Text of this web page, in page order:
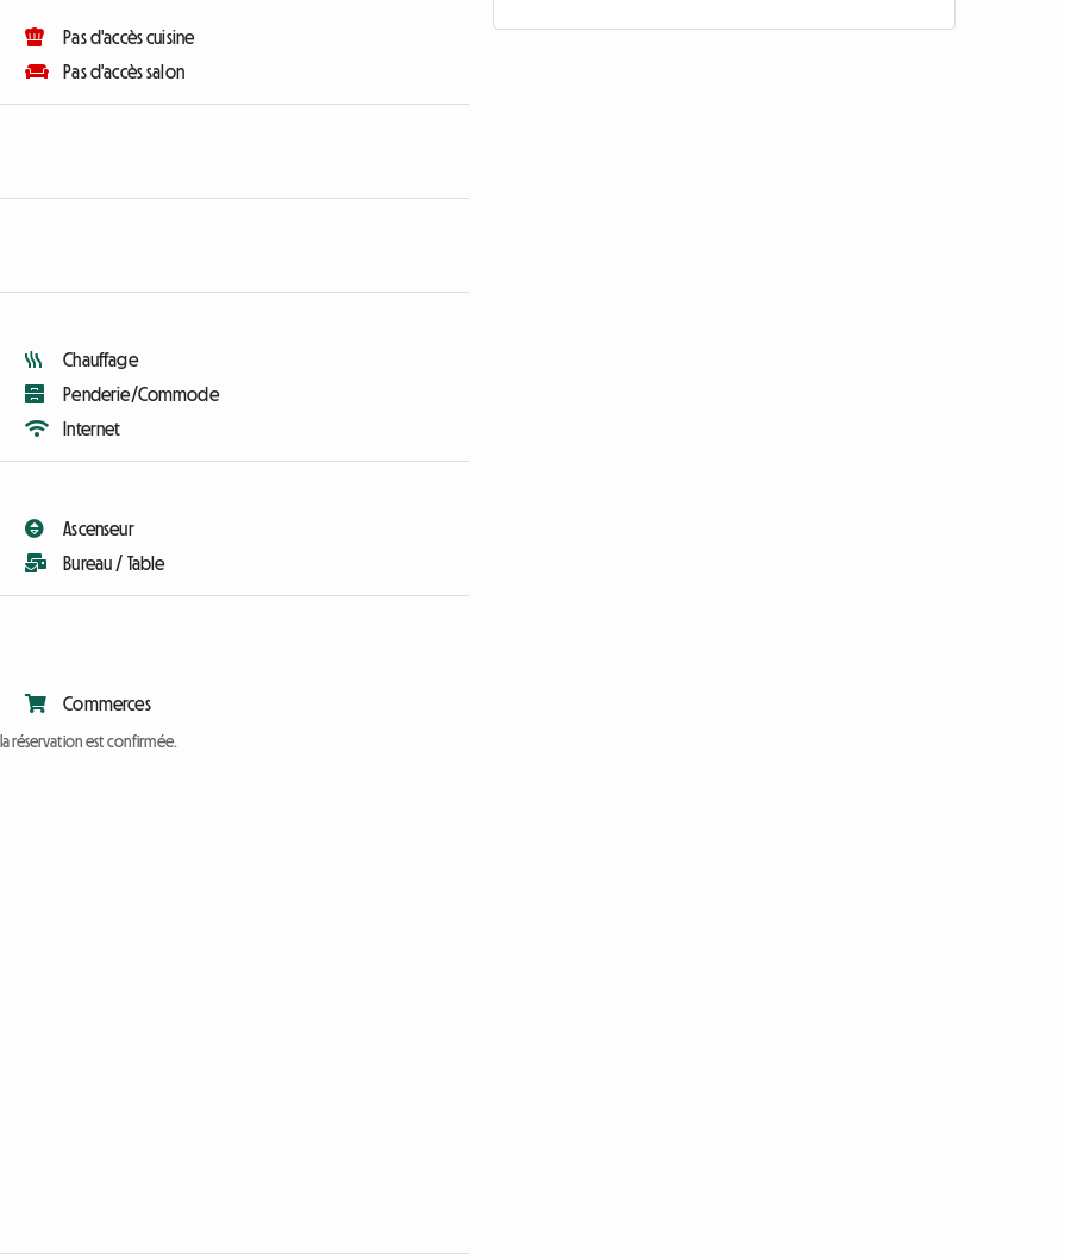
Pas d'accès cuisine
Pas d'accès salon
Chauffage
Penderie/Commode
Internet
Ascenseur
Bureau / Table
Commerces
réservation est confirmée.